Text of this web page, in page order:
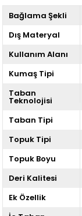
Bağlama Şekli
Dış Materyal
Kullanım Alanı
Kumaş Tipi
Taban
Teknolojisi
Taban Tipi
Topuk Tipi
Topuk Boyu
Deri Kalitesi
Ek Özellik